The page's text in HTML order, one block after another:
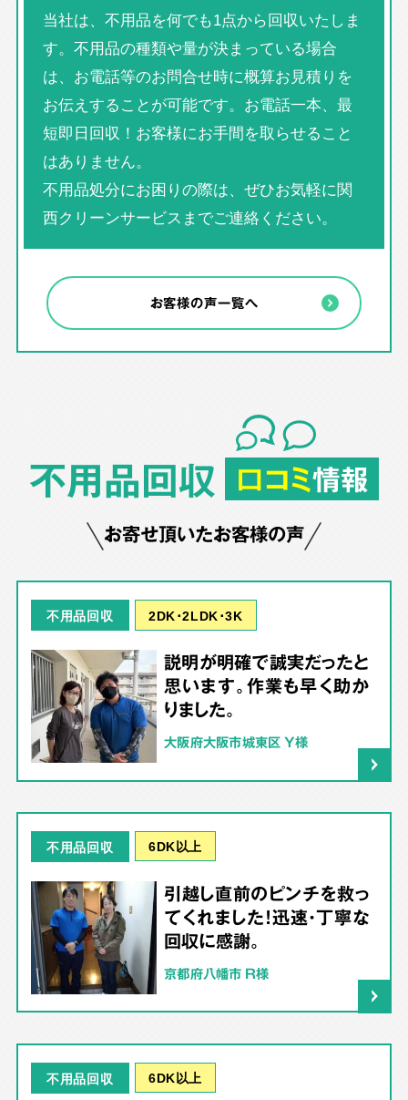
当社は、不用品を何でも1点から回収いたしま
す。不用品の種類や量が決まっている場合
は、お電話等のお問合せ時に概算お見積りを
お伝えすることが可能です。お電話一本、最
短即日回収！お客様にお手間を取らせること
はありません。
不用品処分にお困りの際は、ぜひお気軽に関
西クリーンサービスまでご連絡ください。
お客様の声一覧へ
不用品回収 口コミ情報
お寄せ頂いたお客様の声
不用品回収 2DK･2LDK･3K
説明が明確で誠実だったと
思います。作業も早く助か
りました。
大阪府大阪市城東区 Y様
不用品回収 6DK以上
引越し直前のピンチを救っ
てくれました！迅速・丁寧な
回収に感謝。
京都府八幡市 R様
不用品回収 6DK以上